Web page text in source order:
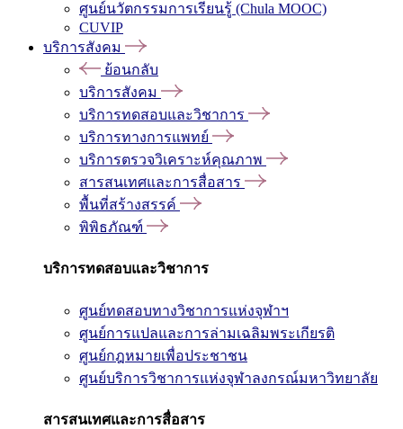
ศูนย์นวัตกรรมการเรียนรู้ (Chula MOOC)
CUVIP
บริการสังคม
ย้อนกลับ
บริการสังคม
บริการทดสอบและวิชาการ
บริการทางการแพทย์
บริการตรวจวิเคราะห์คุณภาพ
สารสนเทศและการสื่อสาร
พื้นที่สร้างสรรค์
พิพิธภัณฑ์
บริการทดสอบและวิชาการ
ศูนย์ทดสอบทางวิชาการแห่งจุฬาฯ
ศูนย์การแปลและการล่ามเฉลิมพระเกียรติ
ศูนย์กฎหมายเพื่อประชาชน
ศูนย์บริการวิชาการแห่งจุฬาลงกรณ์มหาวิทยาลัย
สารสนเทศและการสื่อสาร